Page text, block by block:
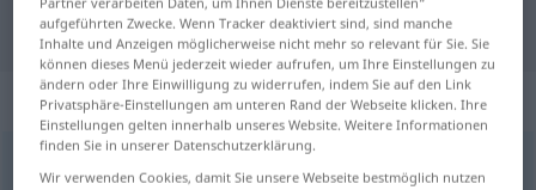
"vizioso" Deutsch Übersetzung
„vizioso“: aggettivo
aufgeführten Zwecke. Wenn Tracker deaktiviert sind, sind manche
Inhalte und Anzeigen möglicherweise nicht mehr so relevant für Sie. Sie
können dieses Menü jederzeit wieder aufrufen, um Ihre Einstellungen zu
ändern oder Ihre Einwilligung zu widerrufen, indem Sie auf den Link
Privatsphäre-Einstellungen am unteren Rand der Webseite klicken. Ihre
Einstellungen gelten innerhalb unseres Website. Weitere Informationen
finden Sie in unserer Datenschutzerklärung.
Wir verwenden Cookies, damit Sie unsere Webseite bestmöglich nutzen